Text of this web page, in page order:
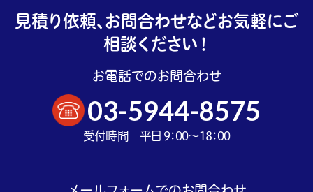
見積り依頼、お問合わせなどお気軽にご
相談ください！
お電話でのお問合わせ
03-5944-8575
受付時間 平日 9：00～18：00